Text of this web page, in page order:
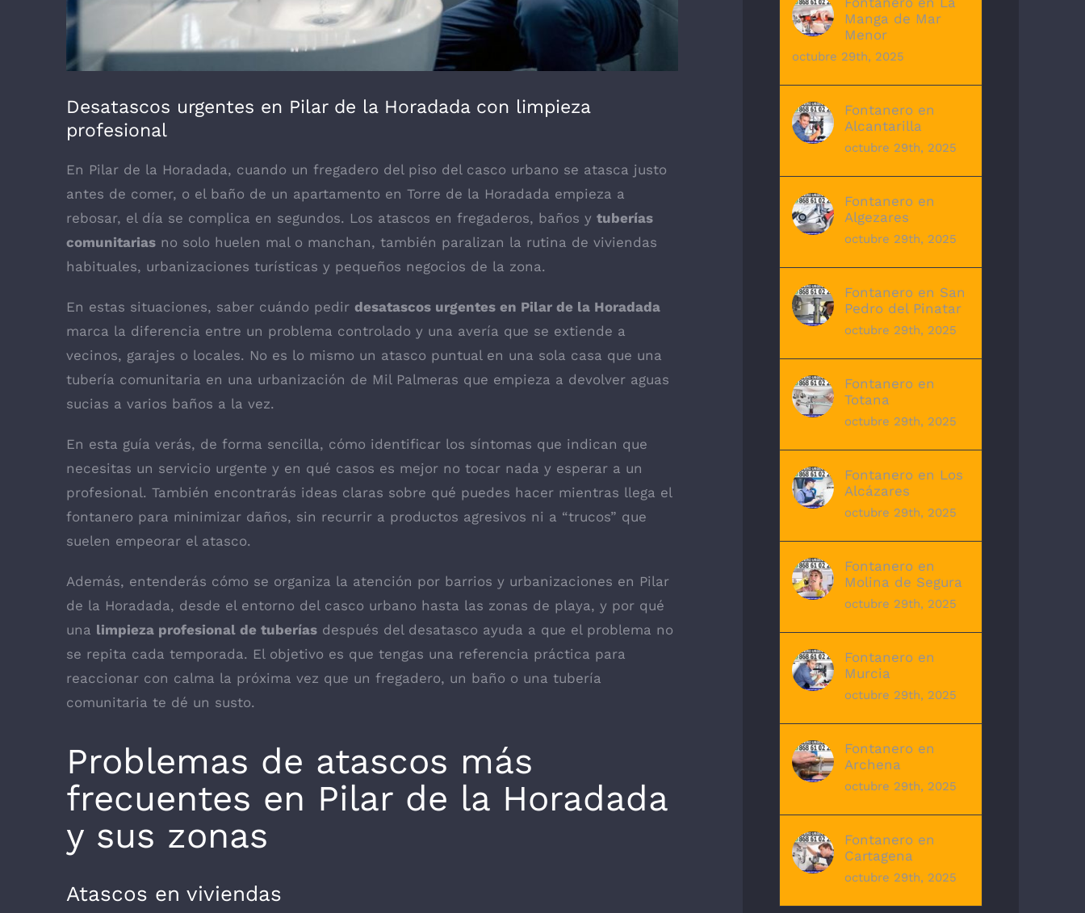
Desatascos urgentes en Pilar de la Horadada con limpieza
profesional
En Pilar de la Horadada, cuando un fregadero del piso del casco urbano se atasca justo
antes de comer, o el baño de un apartamento en Torre de la Horadada empieza a
rebosar, el día se complica en segundos. Los atascos en fregaderos, baños y tuberías
comunitarias no solo huelen mal o manchan, también paralizan la rutina de viviendas
habituales, urbanizaciones turísticas y pequeños negocios de la zona.
En estas situaciones, saber cuándo pedir desatascos urgentes en Pilar de la Horadada
marca la diferencia entre un problema controlado y una avería que se extiende a
vecinos, garajes o locales. No es lo mismo un atasco puntual en una sola casa que una
tubería comunitaria en una urbanización de Mil Palmeras que empieza a devolver aguas
sucias a varios baños a la vez.
En esta guía verás, de forma sencilla, cómo identificar los síntomas que indican que
necesitas un servicio urgente y en qué casos es mejor no tocar nada y esperar a un
profesional. También encontrarás ideas claras sobre qué puedes hacer mientras llega el
fontanero para minimizar daños, sin recurrir a productos agresivos ni a “trucos” que
suelen empeorar el atasco.
Además, entenderás cómo se organiza la atención por barrios y urbanizaciones en Pilar
de la Horadada, desde el entorno del casco urbano hasta las zonas de playa, y por qué
una limpieza profesional de tuberías después del desatasco ayuda a que el problema no
se repita cada temporada. El objetivo es que tengas una referencia práctica para
reaccionar con calma la próxima vez que un fregadero, un baño o una tubería
comunitaria te dé un susto.
Problemas de atascos más
frecuentes en Pilar de la Horadada
y sus zonas
Atascos en viviendas
Manga de Mar
Menor
octubre 29th, 2025
Fontanero en
Alcantarilla
octubre 29th, 2025
Fontanero en
Algezares
octubre 29th, 2025
Fontanero en San
Pedro del Pinatar
octubre 29th, 2025
Fontanero en
Totana
octubre 29th, 2025
Fontanero en Los
Alcázares
octubre 29th, 2025
Fontanero en
Molina de Segura
octubre 29th, 2025
Fontanero en
Murcia
octubre 29th, 2025
Fontanero en
Archena
octubre 29th, 2025
Fontanero en
Cartagena
octubre 29th, 2025